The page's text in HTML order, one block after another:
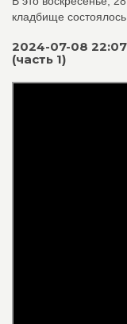
кладбище
2024-07-08
(часть 1)